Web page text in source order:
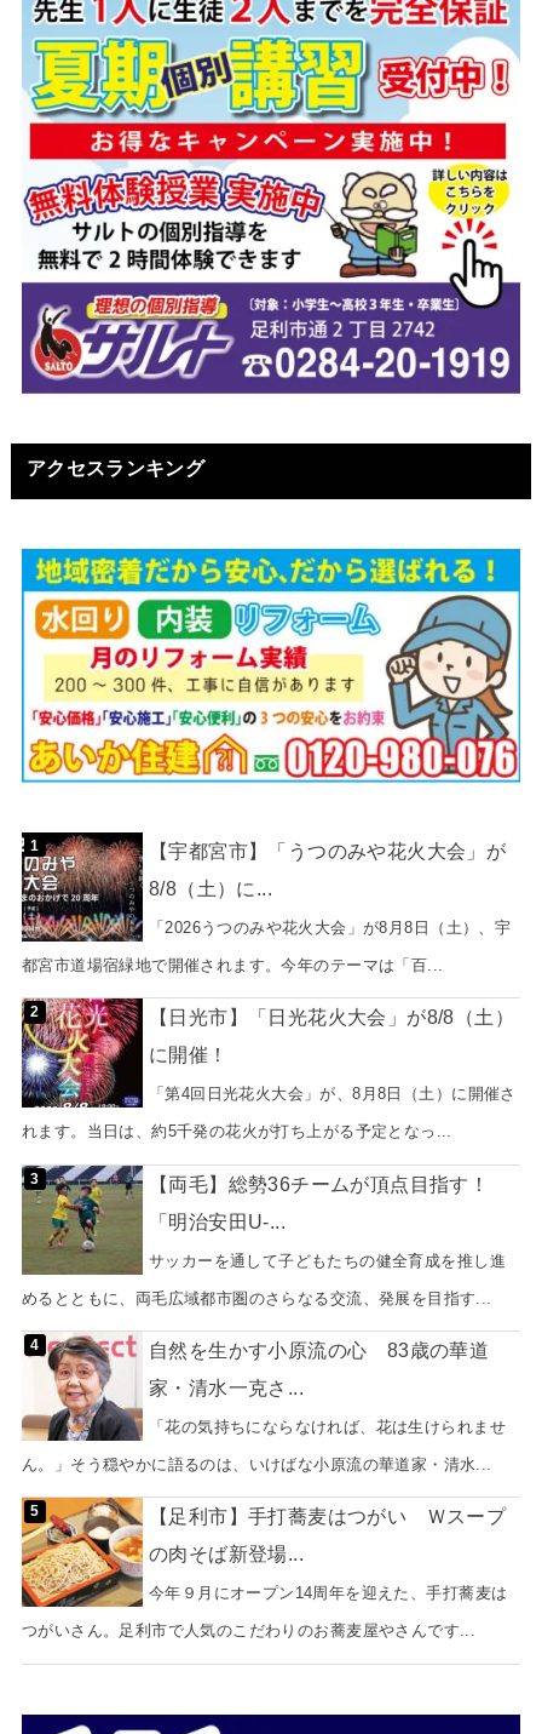
アクセスランキング
【宇都宮市】「うつのみや花火大会」が
8/8（土）に...
「2026うつのみや花火大会」が8月8日（土）、宇
都宮市道場宿緑地で開催されます。今年のテーマは「百...
【日光市】「日光花火大会」が8/8（土）
に開催！
「第4回日光花火大会」が、8月8日（土）に開催さ
れます。当日は、約5千発の花火が打ち上がる予定となっ...
【両毛】総勢36チームが頂点目指す！
「明治安田U-...
サッカーを通して子どもたちの健全育成を推し進
めるとともに、両毛広域都市圏のさらなる交流、発展を目指す...
自然を生かす小原流の心 83歳の華道
家・清水一克さ...
「花の気持ちにならなければ、花は生けられませ
ん。」そう穏やかに語るのは、いけばな小原流の華道家・清水...
【足利市】手打蕎麦はつがい Ｗスープ
の肉そば新登場...
今年９月にオープン14周年を迎えた、手打蕎麦は
つがいさん。足利市で人気のこだわりのお蕎麦屋やさんです...